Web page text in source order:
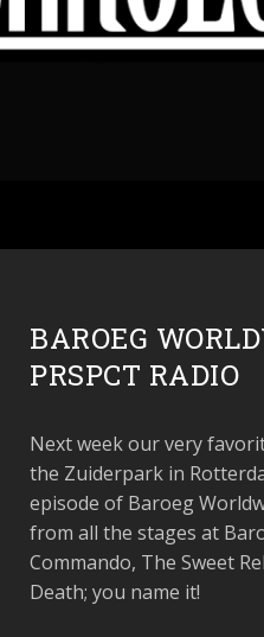
BAROEG
PRSPCT RADIO
Next week our very
the Zuiderpark in
episode of Baroeg
from all the stages at
Commando, The Sweet
Death; you name it!